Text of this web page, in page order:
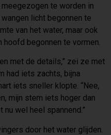
te worden in
licht begonnen te
van het water, maar ook
begonnen te vormen.
met de details,” zei ze met
had iets zachts, bijna
iets sneller klopte. “Nee,
mijn stem iets hoger dan
nu wel heel spannend.”
door het water glijden.